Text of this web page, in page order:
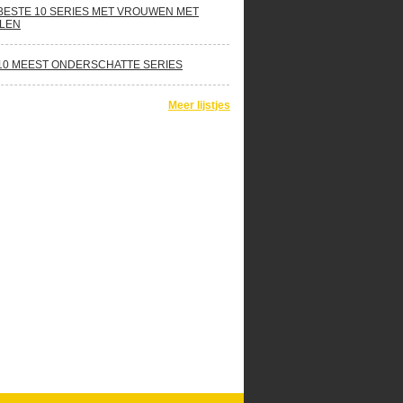
10 SERIES MET VROUWEN MET
MEEST ONDERSCHATTE SERIES
Meer lijstjes